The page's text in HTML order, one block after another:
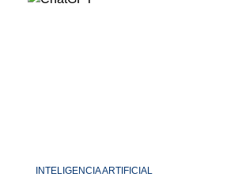
INTELIGENCIA ARTIFICIAL